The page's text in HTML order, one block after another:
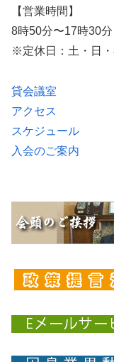
【営業時間】
8時50分〜17時30分
※定休日：土・日・
貸会議室
アクセス
スケジュール
入会のご案内